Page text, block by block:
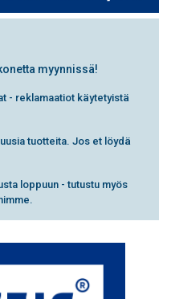
myynnissä!
- reklamaatiot käytetyistä
tuotteita. Jos et löydä
loppuun - tutustu myös